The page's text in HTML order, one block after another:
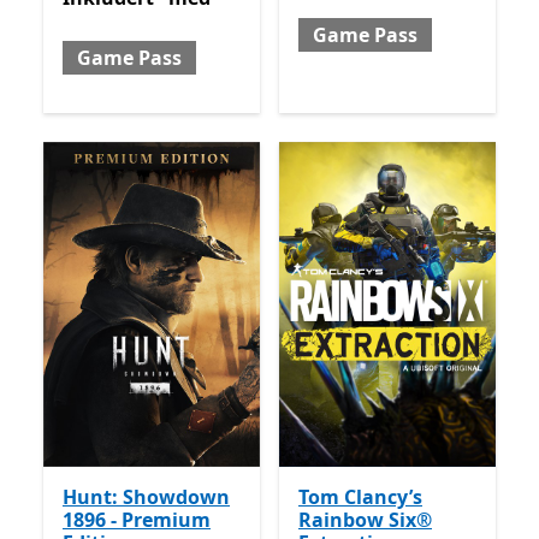
Game Pass
Game Pass
Hunt: Showdown
1896 - Premium
Tom Clancy’s
Rainbow Six®